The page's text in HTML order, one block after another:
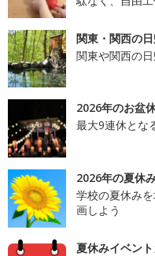
関東・関西の
関東や関西の
2026年のお盆
最大9連休とな
2026年の夏休
学校の夏休み
画しよう
夏休みイベン